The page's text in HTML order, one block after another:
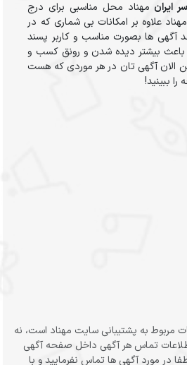
ایران مهناد محل مناسبی برای درج
علاوه بر امکانات بی شماری که در
آگهی ها بصورت مناسب و کاربر پسند
بیشتر دیده شدن و رونق کسب و
الان آگهی تان در هر موردی که هست
ببینید!
به پشتیبانی سایت مهناد است، نه
تماس هر آگهی داخل صفحه آگهی
در مورد آگهی ها تماس نفرمایید و با